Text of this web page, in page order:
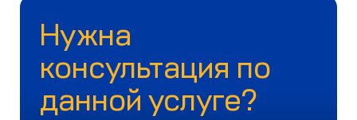
Нужна
консультация по
данной услуге?